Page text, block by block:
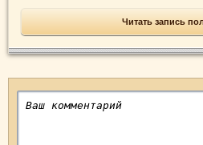
Читать запись